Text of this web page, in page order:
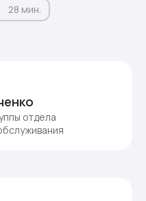
28 мин.
отдела